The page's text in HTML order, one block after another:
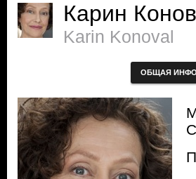
Карин
Karin Konoval
ОБЩАЯ